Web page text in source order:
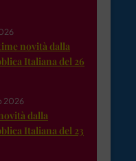
novità dalla
Italiana del 26
2026
dalla
Italiana del 23